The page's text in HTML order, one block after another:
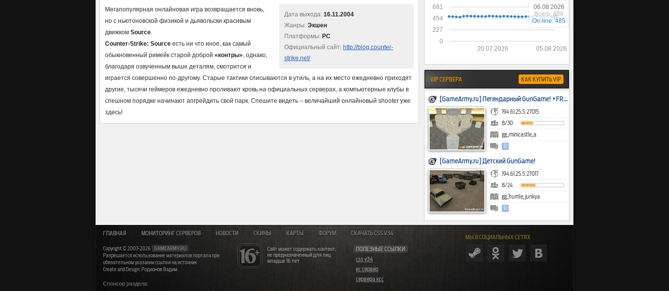
Дата выхода: 16.11.2004
Жанры: Экшен
Платформы: PC
Официальный сайт: http://blog.counter-
strike.net/
Мегапопулярная онлайновая игра возвращается вновь,
но с ньютоновской физикой и дьявольски красивым
движком Source.
Counter-Strike: Source есть ни что иное, как самый
обыкновенный римейк старой доброй «контры», однако,
благодаря озвученным выше деталям, смотрится и
играется совершенно по-другому. Старые тактики списываются в утиль, а на их место ежедневно приходят
другие, тысячи геймеров ежедневно проливают кровь на официальных серверах, а компьютерные клубы в
спешном порядке начинают апгрейдить свой парк. Спешите видеть – величайший онлайновый shooter уже
здесь!
0
227
454
681
05.08.2026
20.07.2026
06.08.2026
Всего: 888
On-line: 485
VIP СЕРВЕРА КАК КУПИТЬ VIP
[GameArmy.ru] Легендарный GunGame! +FREE VIP
194.61.25.5:27015
8/30
gg_minicastle_a
0
[GameArmy.ru] Детский GunGame!
194.61.25.5:27017
8/24
gg_humle_junkya
0
МЫ В СОЦИАЛЬНЫХ СЕТЯХ
Сайт может содержать контент,
не предназначенный для лиц
младше 16 лет
ПОЛЕЗНЫЕ ССЫЛКИ
css v34
кс сервер
сервера ксс
ГЛАВНАЯ МОНИТОРИНГ СЕРВЕРОВ НОВОСТИ СКИНЫ КАРТЫ ФОРУМ СКАЧАТЬ CSS V34
Copyright © 2007-2026
GAMEARMY.RU
Разрешается использование материалов портала при
обязательном указании ссылки на источник
Create and Design: Родионов Вадим
Спонсор раздела: